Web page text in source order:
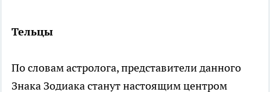
Тельцы
По словам астролога, представители данного
Знака Зодиака станут настоящим центром